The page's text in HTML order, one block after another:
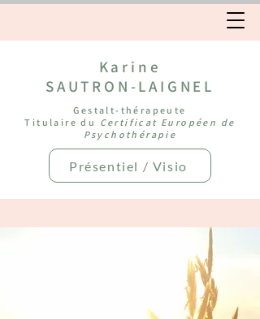
Karine
SAUTRON-LAIGNEL
Gestalt-thérapeute
Titulaire du Certificat Européen de
Psychothérapie
Présentiel / Visio